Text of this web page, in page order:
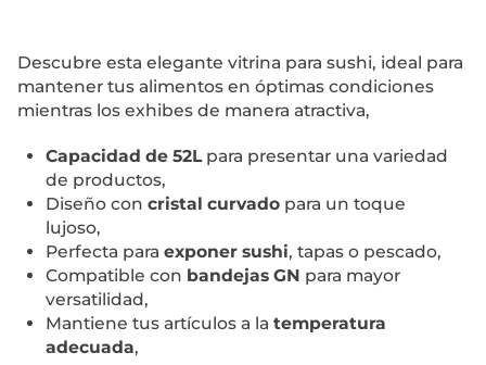
Descubre esta elegante vitrina para sushi, ideal para
mantener tus alimentos en óptimas condiciones
mientras los exhibes de manera atractiva,
Capacidad de 52Lpara presentar una variedad
de productos,
Diseño con cristal curvado para un toque
lujoso,
Perfecta para exponer sushi, tapas o pescado,
Compatible con bandejas GN para mayor
versatilidad,
Mantiene tus artículos a la temperatura
adecuada,